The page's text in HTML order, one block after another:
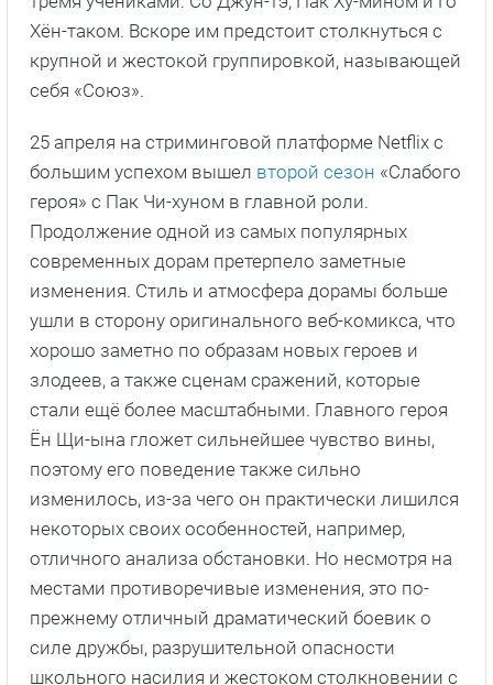
Хён-таком. Вскоре им предстоит столкнуться с
крупной и жестокой группировкой, называющей
себя «Союз».
25 апреля на стриминговой платформе Netflix с
большим успехом вышел второй сезон «Слабого
героя» с Пак Чи-хуном в главной роли.
Продолжение одной из самых популярных
современных дорам претерпело заметные
изменения. Стиль и атмосфера дорамы больше
ушли в сторону оригинального веб-комикса, что
хорошо заметно по образам новых героев и
злодеев, а также сценам сражений, которые
стали ещё более масштабными. Главного героя
Ён Щи-ына гложет сильнейшее чувство вины,
поэтому его поведение также сильно
изменилось, из-за чего он практически лишился
некоторых своих особенностей, например,
отличного анализа обстановки. Но несмотря на
местами противоречивые изменения, это по-
прежнему отличный драматический боевик о
силе дружбы, разрушительной опасности
школьного насилия и жестоком столкновении с